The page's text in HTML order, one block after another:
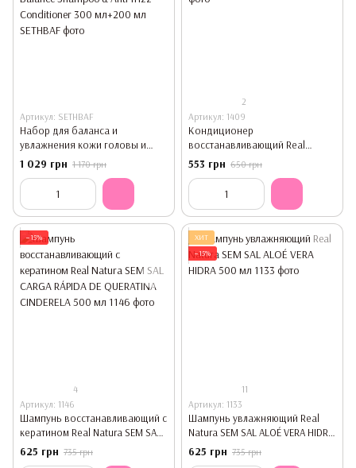
Артикул: SETHBAF
Набор для баланса и
увлажнения кожи головы и
гладкости длины Besty Hydra
Balance Shampoo & Anti-frizz
Conditioner 300 мл+200 мл
1 029 грн 1 170 грн
2
Артикул: 1409
Кондиционер
восстанавливающий Real
Natura PRO-BOMBA CAFE 300 мл
553 грн 650 грн
−15%
4
Артикул: 1146
Шампунь восстанавливающий с
кератином Real Natura SEM SAL
CARGA RÁPIDA DE QUERATINA
CINDERELA 500 мл
625 грн 735 грн
ХИТ
−15%
11
Артикул: 1133
Шампунь увлажняющий Real
Natura SEM SAL ALOÉ VERA HIDRA
500 мл
625 грн 735 грн